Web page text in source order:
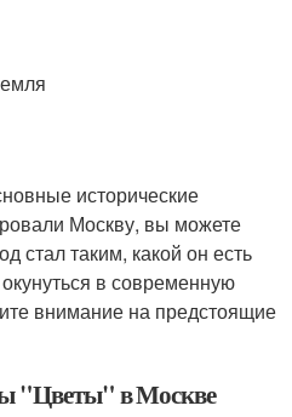
исторические
Москву, вы можете
стал таким, какой он есть
в современную
внимание на предстоящие
"Цветы" в Москве